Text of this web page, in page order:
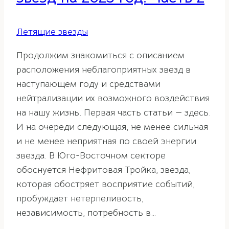
Летящие звезды
Продолжим знакомиться с описанием
расположения неблагоприятных звезд в
наступающем году и средствами
нейтрализации их возможного воздействия
на нашу жизнь. Первая часть статьи — здесь.
И на очереди следующая, не менее сильная
и не менее неприятная по своей энергии
звезда. В Юго-Восточном секторе
обоснуется Нефритовая Тройка, звезда,
которая обостряет восприятие событий,
пробуждает нетерпеливость,
независимость, потребность в…